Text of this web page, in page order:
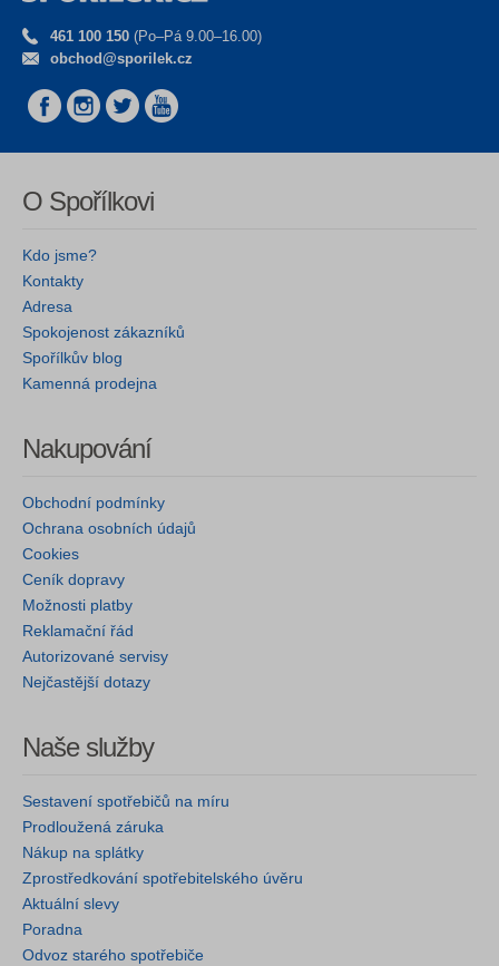
461 100 150 (Po–Pá 9.00–16.00)
obchod@sporilek.cz
O Spořílkovi
Kdo jsme?
Kontakty
Adresa
Spokojenost zákazníků
Spořílkův blog
Kamenná prodejna
Nakupování
Obchodní podmínky
Ochrana osobních údajů
Cookies
Ceník dopravy
Možnosti platby
Reklamační řád
Autorizované servisy
Nejčastější dotazy
Naše služby
Sestavení spotřebičů na míru
Prodloužená záruka
Nákup na splátky
Zprostředkování spotřebitelského úvěru
Aktuální slevy
Poradna
Odvoz starého spotřebiče